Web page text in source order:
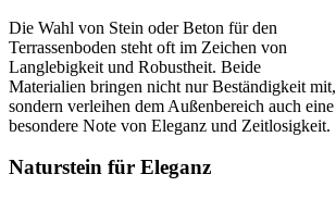
Die Wahl von Stein oder Beton für den
Terrassenboden steht oft im Zeichen von
Langlebigkeit und Robustheit. Beide
Materialien bringen nicht nur Beständigkeit mit,
sondern verleihen dem Außenbereich auch eine
besondere Note von Eleganz und Zeitlosigkeit.
Naturstein für Eleganz